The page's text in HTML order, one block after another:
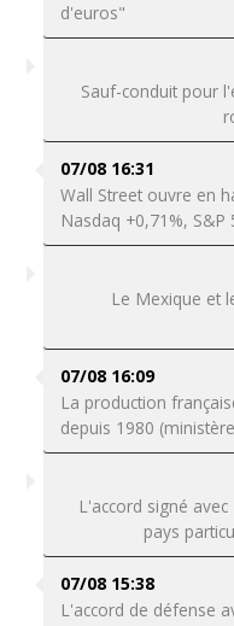
d'euros"
Sauf-conduit pour
07/08 16:31
Wall Street ouvre en
Nasdaq +0,71%, S&P
Le Mexique et
07/08 16:09
La production
depuis 1980
L'accord signé
pays
07/08 15:38
L'accord de défense